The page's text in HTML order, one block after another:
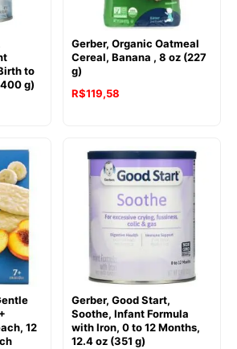
to
g)
Gerber, Organic Oatmeal
Cereal, Banana , 8 oz (227
g)
R$119,58
12
Gerber, Good Start,
Soothe, Infant Formula
with Iron, 0 to 12 Months,
12.4 oz (351 g)